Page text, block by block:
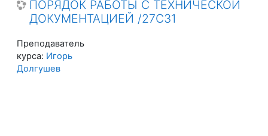
ПОРЯДОК РАБОТЫ С ТЕХНИЧЕСКОЙ
ДОКУМЕНТАЦИЕЙ /27С31
Преподаватель
курса: Игорь
Долгушев